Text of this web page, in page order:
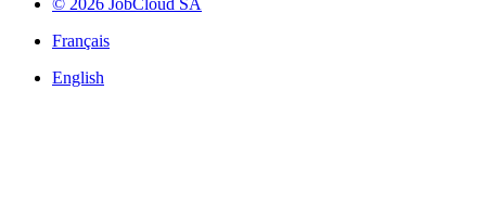
© 2026 JobCloud SA
Français
English